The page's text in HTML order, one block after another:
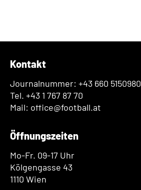
Kontakt
Journalnummer: +43 660 5150980
Tel. +43 1 767 87 70
Mail: office@football.at
Öffnungszeiten
Mo-Fr. 09-17 Uhr
Kölgengasse 43
1110 Wien